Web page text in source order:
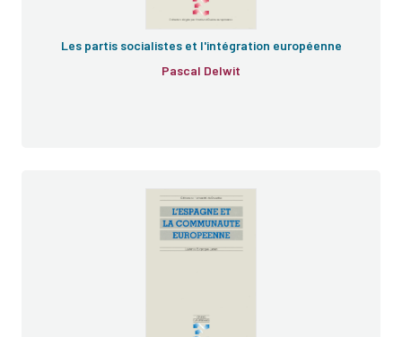
Les partis socialistes et l'intégration européenne
Pascal Delwit